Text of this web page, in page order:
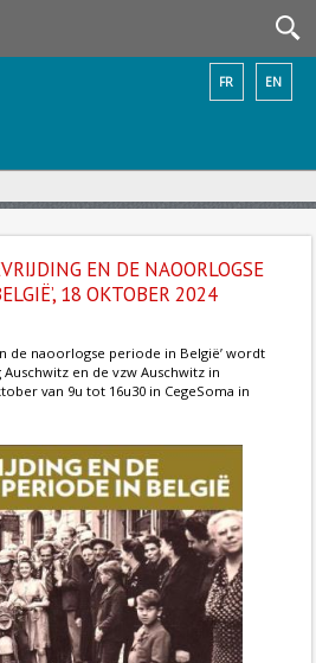
EN
FR
EN DE NAOORLOGSE
18 OKTOBER 2024
de naoorlogse periode in België’ wordt
en de vzw Auschwitz in
van 9u tot 16u30 in CegeSoma in